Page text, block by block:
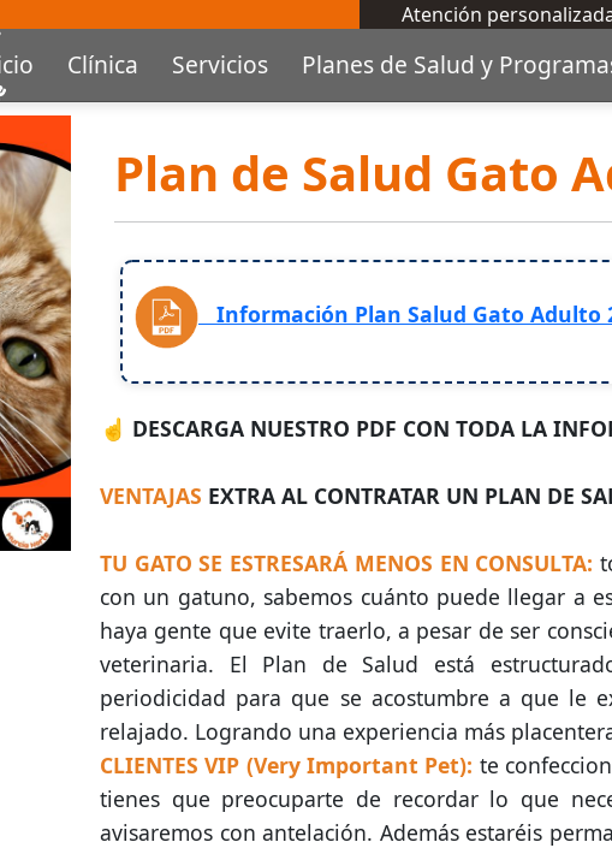
Atención
Clínica Servicios Planes de Salud y
Plan de Salud Gato
Información Plan Salud Gato Adulto
☝ DESCARGA NUESTRO PDF CON TODA LA
VENTAJAS EXTRA AL CONTRATAR UN PLAN DE
TU GATO SE ESTRESARÁ MENOS EN CONSULTA:
con un gatuno, sabemos cuánto puede llegar a
haya gente que evite traerlo, a pesar de ser
veterinaria. El Plan de Salud está
periodicidad para que se acostumbre a que le
relajado. Logrando una experiencia más
CLIENTES VIP (Very Important Pet): te
tienes que preocuparte de recordar lo que
avisaremos con antelación. Además estaréis